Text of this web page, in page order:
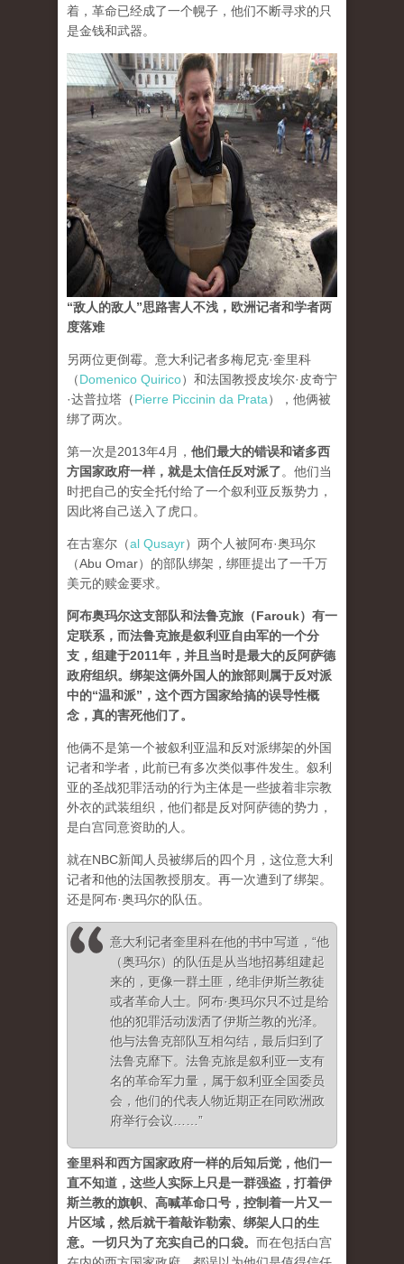
着，革命已经成了一个幌子，他们不断寻求的只
是金钱和武器。
“敌人的敌人”思路害人不浅，欧洲记者和学者两
度落难
另两位更倒霉。意大利记者多梅尼克·奎里科
（Domenico Quirico）和法国教授皮埃尔·皮奇宁
·达普拉塔（Pierre Piccinin da Prata），他俩被
绑了两次。
第一次是2013年4月， 他们最大的错误和诸多西
方国家政府一样，就是太信任反对派了。他们当
时把自己的安全托付给了一个叙利亚反叛势力，
因此将自己送入了虎口。
在古塞尔（al Qusayr）两个人被阿布·奥玛尔
（Abu Omar）的部队绑架，绑匪提出了一千万
美元的赎金要求。
阿布奥玛尔这支部队和法鲁克旅（Farouk）有一
定联系，而法鲁克旅是叙利亚自由军的一个分
支，组建于2011年，并且当时是最大的反阿萨德
政府组织。绑架这俩外国人的旅部则属于反对派
中的“温和派”，这个西方国家给搞的误导性概
念，真的害死他们了。
他俩不是第一个被叙利亚温和反对派绑架的外国
记者和学者，此前已有多次类似事件发生。叙利
亚的圣战犯罪活动的行为主体是一些披着非宗教
外衣的武装组织，他们都是反对阿萨德的势力，
是白宫同意资助的人。
就在NBC新闻人员被绑后的四个月，这位意大利
记者和他的法国教授朋友。再一次遭到了绑架。
还是阿布·奥玛尔的队伍。
意大利记者奎里科在他的书中写道，“他
（奥玛尔）的队伍是从当地招募组建起
来的，更像一群土匪，绝非伊斯兰教徒
或者革命人士。阿布·奥玛尔只不过是给
他的犯罪活动泼洒了伊斯兰教的光泽。
他与法鲁克部队互相勾结，最后归到了
法鲁克靡下。法鲁克旅是叙利亚一支有
名的革命军力量，属于叙利亚全国委员
会，他们的代表人物近期正在同欧洲政
府举行会议……”
奎里科和西方国家政府一样的后知后觉，他们一
直不知道，这些人实际上只是一群强盗，打着伊
斯兰教的旗帜、高喊革命口号，控制着一片又一
片区域，然后就干着敲诈勒索、绑架人口的生
意。一切只为了充实自己的口袋。 而在包括白宫